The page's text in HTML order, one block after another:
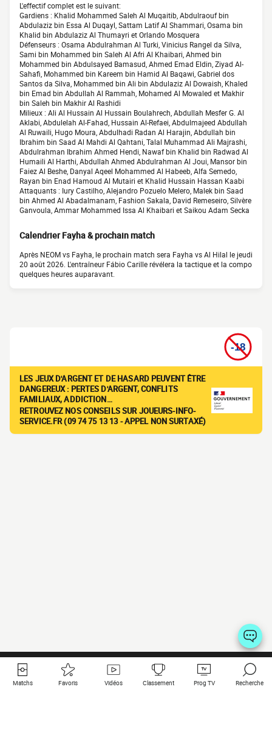
L'effectif complet est le suivant:
Gardiens : Khalid Mohammed Saleh Al Muqaitib, Abdulraouf bin
Abdulaziz bin Essa Al Duqayl, Sattam Latif Al Shammari, Osama bin
Khalid bin Abdulaziz Al Thumayri et Orlando Mosquera
Défenseurs : Osama Abdulrahman Al Turki, Vinicius Rangel da Silva,
Sami bin Mohammed bin Saleh Al Afri Al Khaibari, Ahmed bin
Mohammed bin Abdulsayed Bamasud, Ahmed Emad Eldin, Ziyad Al-
Sahafi, Mohammed bin Kareem bin Hamid Al Baqawi, Gabriel dos
Santos da Silva, Mohammed bin Ali bin Abdulaziz Al Dowaish, Khaled
bin Emad bin Abdullah Al Rammah, Mohamed Al Mowaled et Makhir
bin Saleh bin Makhir Al Rashidi
Milieux : Ali Al Hussain Al Hussain Boulahrech, Abdullah Mesfer G. Al
Aklabi, Abdulelah Al-Fahad, Hussain Al-Refaei, Abdulmajeed Abdullah
Al Ruwaili, Hugo Moura, Abdulhadi Radan Al Harajin, Abdullah bin
Ibrahim bin Saad Al Mahdi Al Qahtani, Talal Muhammad Ali Majrashi,
Abdulrahman Ibrahim Ahmed Hendi, Nawaf bin Khalid bin Radwad Al
Humaili Al Harthi, Abdullah Ahmed Abdulrahman Al Joui, Mansor bin
Faiez Al Beshe, Danyal Aqeel Mohammed Al Habeeb, Alfa Semedo,
Rayan bin Enad Hamoud Al Mutairi et Khalid Hussain Hassan Kaabi
Attaquants : Iury Castilho, Alejandro Pozuelo Melero, Malek bin Saad
bin Ahmed Al Abadalmanam, Fashion Sakala, David Remeseiro, Silvère
Ganvoula, Ammar Mohammed Issa Al Khaibari et Saikou Adam Secka
Calendrier Fayha & prochain match
Après NEOM vs Fayha, le prochain match sera Fayha vs Al Hilal le jeudi
20 août 2026. L'entraîneur Fábio Carille révélera la tactique et la compo
quelques heures auparavant.
LES JEUX D'ARGENT ET DE HASARD PEUVENT ÊTRE
DANGEREUX : PERTES D'ARGENT, CONFLITS
FAMILIAUX, ADDICTION…
RETROUVEZ NOS CONSEILS SUR JOUEURS-INFO-
SERVICE.FR (09 74 75 13 13 - APPEL NON SURTAXÉ)
Matchs Favoris Vidéos Classement Prog TV Recherche